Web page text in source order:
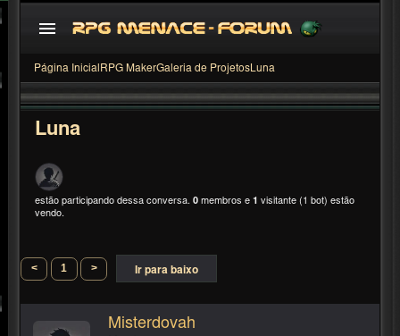
Página Inicial RPG MakerGaleria de ProjetosLuna
Luna
estão participando dessa conversa. 0 membros e 1 visitante (1 bot) estão
vendo.
< 1 > Ir para baixo
Misterdovah